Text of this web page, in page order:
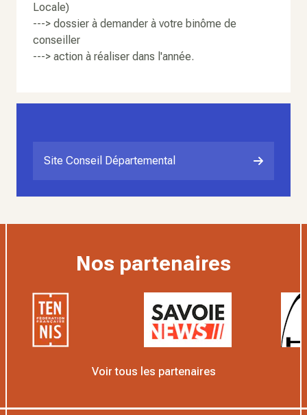
Locale)
---> dossier à demander à votre binôme de
conseiller
---> action à réaliser dans l'année.
Site Conseil Départemental
Nos partenaires
Voir tous les partenaires